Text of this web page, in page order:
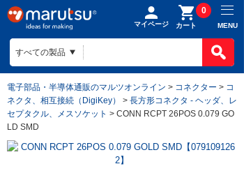
マイページ カート
0
MENU
電子部品・半導体通販のマルツオンライン > コネクター > コ
ネクタ、相互接続（DigiKey）
> 長方形コネクタ - ヘッダ、レ
セプタクル、メスソケット > CONN RCPT 26POS 0.079 GO
LD SMD